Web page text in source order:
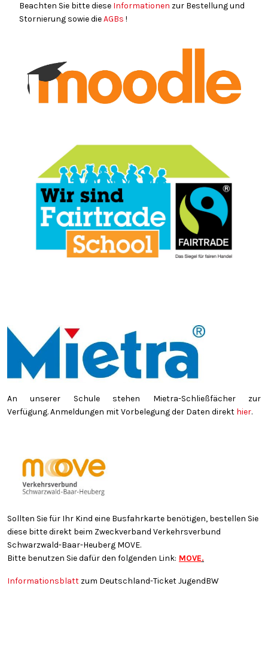
Beachten Sie bitte diese Informationen zur Bestellung und
Stornierung sowie dieAGBs !
An unserer Schule stehen Mietra-Schließfächer zur
Verfügung. Anmeldungen mit Vorbelegung der Daten direkt hier.
Sollten Sie für Ihr Kind eine Busfahrkarte benötigen, bestellen Sie
diese bitte direkt beim Zweckverband Verkehrsverbund
Schwarzwald-Baar-Heuberg MOVE.
Bitte benutzen Sie dafür den folgenden Link: MOVE.
Informationsblatt zum Deutschland-Ticket JugendBW